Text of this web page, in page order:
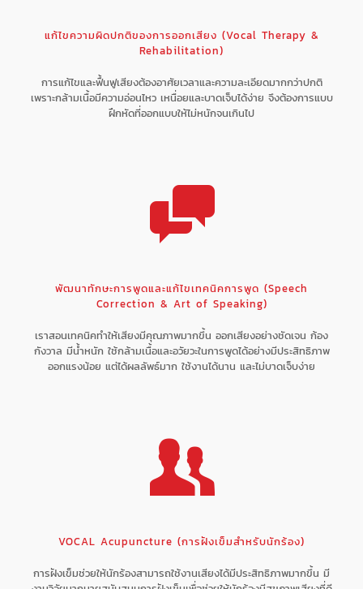
แก้ไขความผิดปกติของการออกเสียง (Vocal Therapy &
Rehabilitation)
การแก้ไขและฟื้นฟูเสียงต้องอาศัยเวลาและความละเอียดมากกว่าปกติ
เพราะกล้ามเนื้อมีความอ่อนไหว เหนื่อยและบาดเจ็บได้ง่าย จึงต้องการแบบ
ฝึกหัดที่ออกแบบให้ไม่หนักจนเกินไป
พัฒนาทักษะการพูดและแก้ไขเทคนิคการพูด (Speech
Correction & Art of Speaking)
เราสอนเทคนิคทำให้เสียงมีคุณภาพมากขึ้น ออกเสียงอย่างชัดเจน ก้อง
กังวาล มีน้ำหนัก ใช้กล้ามเนื้อและอวัยวะในการพูดได้อย่างมีประสิทธิภาพ
ออกแรงน้อย แต่ได้ผลลัพธ์มาก ใช้งานได้นาน และไม่บาดเจ็บง่าย
VOCAL Acupuncture (การฝังเข็มสำหรับนักร้อง)
การฝังเข็มช่วยให้นักร้องสามารถใช้งานเสียงได้มีประสิทธิภาพมากขึ้น มี